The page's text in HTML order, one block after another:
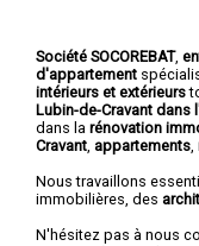
Société SOCOREBAT,
d'appartement
intérieurs et extérieurs
Lubin-de-Cravant dans
dans la rénovation
Cravant appartements
Nous travaillons
immobilières, des
N'hésitez pas à nous